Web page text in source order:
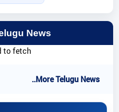
News
to fetch
..More Telugu News